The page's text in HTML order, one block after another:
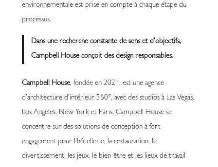
environnementale est prise en compte à chaque étape du
processus.
Dans une recherche constante de sens et d’objectifs,
Campbell House conçoit des design responsables.
Campbell House, fondée en 2021, est une agence
d’architecture d’intérieur 360°, avec des studios à Las Vegas,
Los Angeles, New York et Paris. Campbell House se
concentre sur des solutions de conception à fort
engagement pour l’hôtellerie, la restauration, le
divertissement, les jeux, le bien-être et les lieux de travail